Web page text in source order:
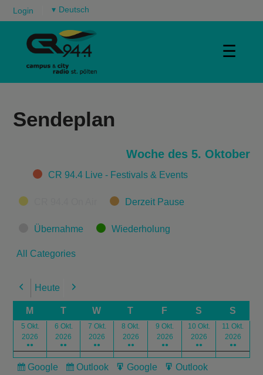
Login ▾
☰
Sendeplan
Woche des 5. Oktober
CategoriesCR 94.4 Live - Festivals & Events
Derzeit Pause
Übernahme Wiederholung
All Categories
Previous
Heute Next
M T W T F S S
5 Okt.
2026
●●
6 Okt.
2026
●●
7 Okt.
2026
●●
8 Okt.
2026
●●
9 Okt.
2026
●●
10 Okt.
2026
●●
11 Okt.
2026
●●
Subscribe
Google
Subscribe
Outlook
Export
Google
Export
Outlook